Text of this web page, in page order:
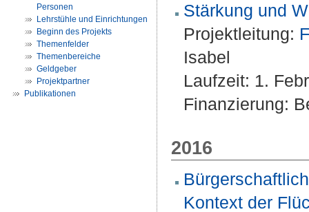
Personen
Lehrstühle und Einrichtungen
Beginn des Projekts
Themenfelder
Themenbereiche
Geldgeber
Projektpartner
Publikationen
Stärkung und
Projektleitung:
Isabel
Laufzeit: 1.
Finanzierung:
2016
Kontext der